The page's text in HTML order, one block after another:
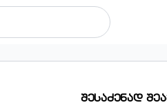
შესაძენად